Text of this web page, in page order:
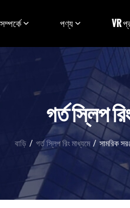
পণ্য VR
গর্ত স্লিপ
বাড়ি / গর্ত স্লিপ রিং মাধ্যমে / সামরিক